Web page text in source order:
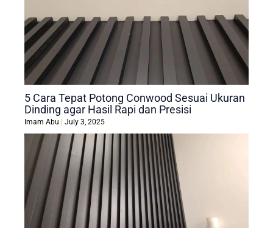
5 Cara Tepat Potong Conwood Sesuai Ukuran
Dinding agar Hasil Rapi dan Presisi
Imam Abu July 3, 2025